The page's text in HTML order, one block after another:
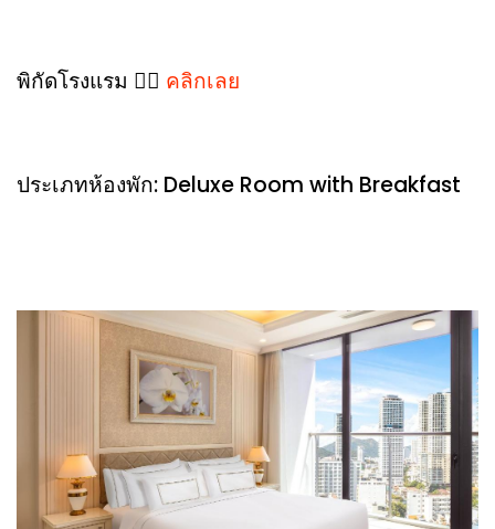
พิกัดโรงแรม 👉🏻 คลิกเลย
ประเภทห้องพัก: Deluxe Room with Breakfast